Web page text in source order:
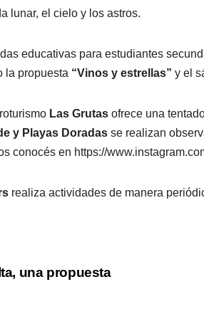
lunar, el cielo y los astros.
educativas para estudiantes
la propuesta “Vinos y estrellas” y el
Las Grutas ofrece una
y Playas Doradas se realizan
conocés en https://
realiza actividades de manera
una propuesta